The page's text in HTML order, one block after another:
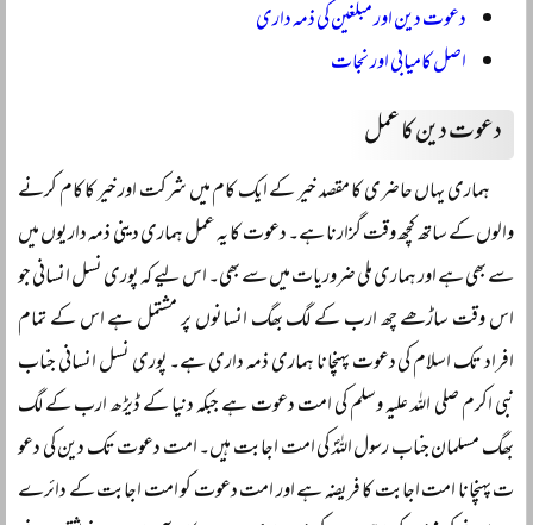
دعوت دین اور مبلغین کی ذمہ داری
اصل کامیابی اور نجات
دعوت دین کا عمل
ہماری یہاں حاضری کا مقصد خیر کے ایک کام میں شرکت اور خیر کا کام کرنے
والوں کے ساتھ کچھ وقت گزارنا ہے۔ دعوت کا یہ عمل ہماری دینی ذمہ داریوں میں
سے بھی ہے اور ہماری ملی ضروریات میں سے بھی۔ اس لیے کہ پوری نسل انسانی جو
اس وقت ساڑھے چھ ارب کے لگ بھگ انسانوں پر مشتمل ہے اس کے تمام
افراد تک اسلام کی دعوت پہنچانا ہماری ذمہ داری ہے۔ پوری نسل انسانی جناب
نبی اکرم صلی اللہ علیہ وسلم کی امت دعوت ہے جبکہ دنیا کے ڈیڑھ ارب کے لگ
بھگ مسلمان جناب رسول اللہؐ کی امت اجابت ہیں۔ امت دعوت تک دین کی دعو
ت پہنچانا امت اجابت کا فریضہ ہے اور امت دعوت کو امت اجابت کے دائرے